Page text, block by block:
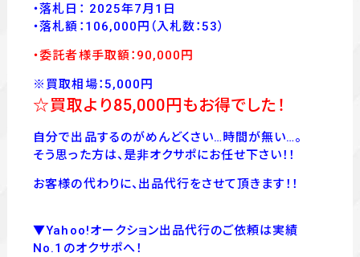
・落札日： 2025年7月1日
・落札額：106,000 円 （入札数：53）
・委託者様手取額：90,000 円
※買取相場：5,000円
☆買取より85,000円もお得でした！
自分で出品するのがめんどくさい…時間が無い…。
そう思った方は、是非オクサポにお任せ下さい！！
お客様の代わりに、出品代行をさせて頂きます！！
▼Yahoo!オークション出品代行のご依頼は実績
No.1のオクサポへ！